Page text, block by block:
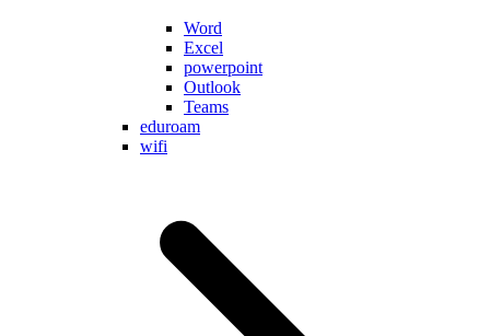
Word
Excel
powerpoint
Outlook
Teams
eduroam
wifi